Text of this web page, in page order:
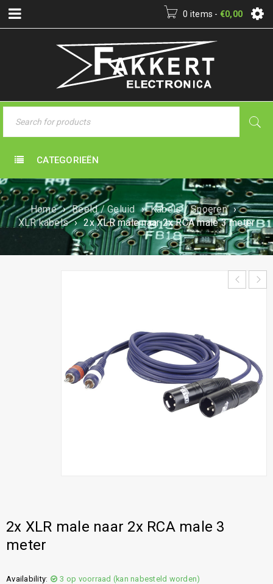
0 items - €0,00
CATEGORIEËN
Home › Beeld / Geluid › Kabels / Snoeren ›
XLR kabels › 2x XLR male naar 2x RCA male 3 meter
2x XLR male naar 2x RCA male 3
meter
Availability: 3 op voorraad (kan nabesteld worden)